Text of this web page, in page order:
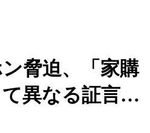
脅迫、「家購
て異なる証言…